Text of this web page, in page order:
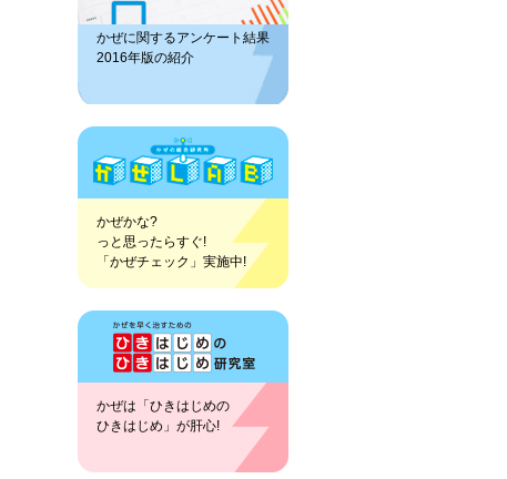
かぜに関するアンケート結果
2016年版の紹介
かぜかな?
っと思ったらすぐ!
「かぜチェック」実施中!
かぜは「ひきはじめの
ひきはじめ」が肝心!